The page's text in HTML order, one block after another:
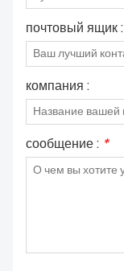
почтовый ящик :
компания :
сообщение : *